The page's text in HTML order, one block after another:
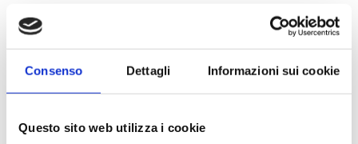
Consenso Dettagli Informazioni sui cookie
Questo sito web utilizza i cookie
riservando sorprese uniche, portando a
la sua musica ed il suo
ascoltare, in anteprima nelWorld Tour Première,